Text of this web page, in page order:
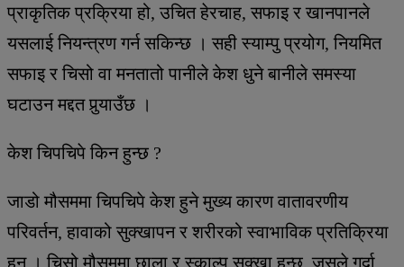
प्राकृतिक प्रक्रिया हो, उचित हेरचाह, सफाइ र खानपानले
यसलाई नियन्त्रण गर्न सकिन्छ । सही स्याम्पु प्रयोग, नियमित
सफाइ र चिसो वा मनतातो पानीले केश धुने बानीले समस्या
घटाउन मद्दत पुर्‍याउँछ ।
केश चिपचिपे किन हुन्छ ?
जाडो मौसममा चिपचिपे केश हुने मुख्य कारण वातावरणीय
परिवर्तन, हावाको सुक्खापन र शरीरको स्वाभाविक प्रतिक्रिया
हुन् । चिसो मौसममा छाला र स्काल्प सुक्खा हुन्छ, जसले गर्दा